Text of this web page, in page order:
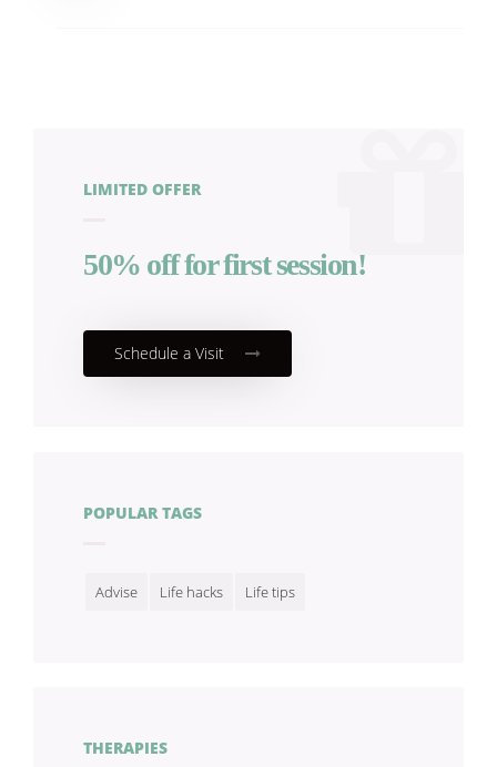
LIMITED OFFER
50% off for first session!
Schedule a Visit
POPULAR TAGS
Advise Life hacks Life tips
THERAPIES